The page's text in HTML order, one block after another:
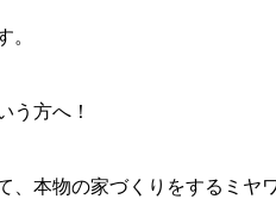
。
う方へ！
本物の家づくりをするミヤ